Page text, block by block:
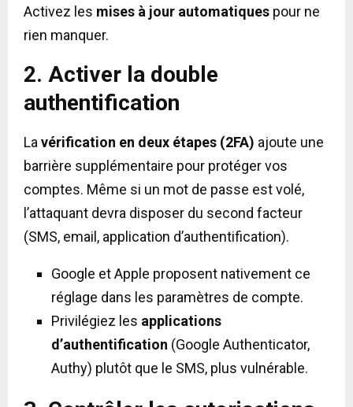
Activez les mises à jour automatiques pour ne
rien manquer.
2. Activer la double
authentification
La vérification en deux étapes (2FA) ajoute une
barrière supplémentaire pour protéger vos
comptes. Même si un mot de passe est volé,
l’attaquant devra disposer du second facteur
(SMS, email, application d’authentification).
Google et Apple proposent nativement ce
réglage dans les paramètres de compte.
Privilégiez les applications
d’authentification (Google Authenticator,
Authy) plutôt que le SMS, plus vulnérable.